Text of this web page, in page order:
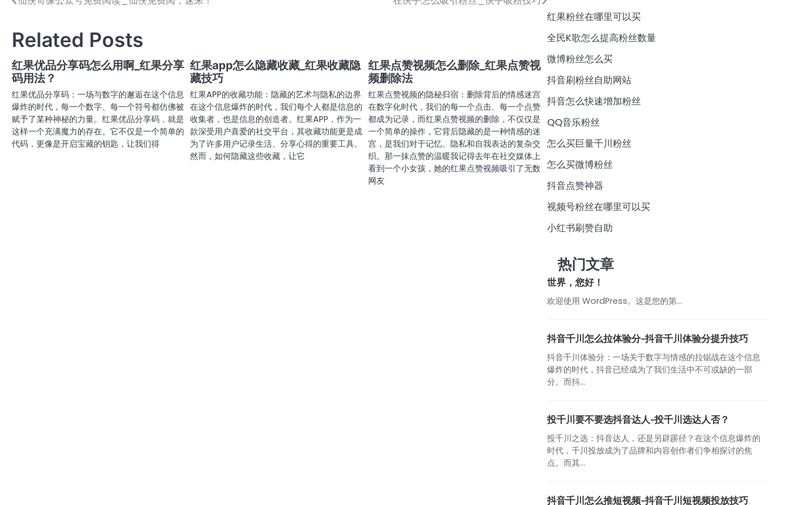
导
航
Related Posts
红果优品分享码怎么用啊_红果分享
码用法？
红果优品分享码：一场与数字的邂逅在这个信息
爆炸的时代，每一个数字、每一个符号都仿佛被
赋予了某种神秘的力量。红果优品分享码，就是
这样一个充满魔力的存在。它不仅是一个简单的
代码，更像是开启宝藏的钥匙，让我们得
红果app怎么隐藏收藏_红果收藏隐
藏技巧
红果APP的收藏功能：隐藏的艺术与隐私的边界
在这个信息爆炸的时代，我们每个人都是信息的
收集者，也是信息的创造者。红果APP，作为一
款深受用户喜爱的社交平台，其收藏功能更是成
为了许多用户记录生活、分享心得的重要工具。
然而，如何隐藏这些收藏，让它
红果点赞视频怎么删除_红果点赞视
频删除法
红果点赞视频的隐秘归宿：删除背后的情感迷宫
在数字化时代，我们的每一个点击、每一个点赞
都成为记录，而红果点赞视频的删除，不仅仅是
一个简单的操作，它背后隐藏的是一种情感的迷
宫，是我们对于记忆、隐私和自我表达的复杂交
织。那一抹点赞的温暖我记得去年在社交媒体上
看到一个小女孩，她的红果点赞视频吸引了无数
网友
红果粉丝在哪里可以买
全民K歌怎么提高粉丝数量
微博粉丝怎么买
抖音刷粉丝自助网站
抖音怎么快速增加粉丝
QQ音乐粉丝
怎么买巨量千川粉丝
怎么买微博粉丝
抖音点赞神器
视频号粉丝在哪里可以买
小红书刷赞自助
热门文章
世界，您好！
欢迎使用 WordPress。这是您的第…
抖音千川怎么拉体验分-抖音千川体验分提升技巧
抖音千川体验分：一场关于数字与情感的拉锯战在这个信息
爆炸的时代，抖音已经成为了我们生活中不可或缺的一部
分。而抖...
投千川要不要选抖音达人-投千川选达人否？
投千川之选：抖音达人，还是另辟蹊径？在这个信息爆炸的
时代，千川投放成为了品牌和内容创作者们争相探讨的焦
点。而其...
抖音千川怎么推短视频-抖音千川短视频投放技巧